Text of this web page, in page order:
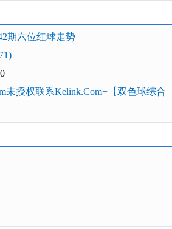
期六位红球走势
未授权联系Kelink.Com+【双色球综合